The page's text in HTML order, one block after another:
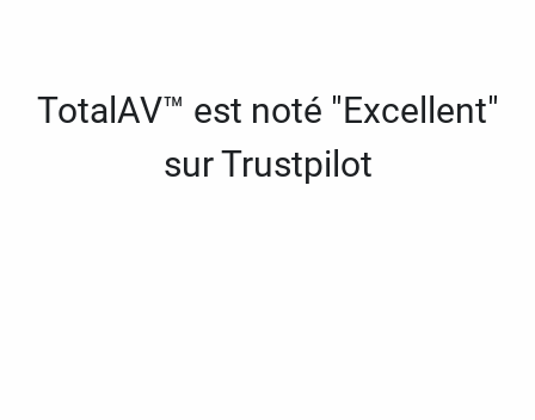
TotalAV™ est noté "Excellent"
sur Trustpilot